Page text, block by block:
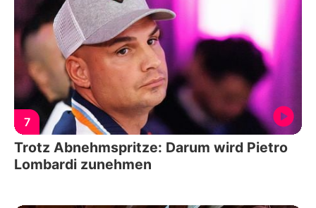
7
Trotz Abnehmspritze: Darum wird Pietro
Lombardi zunehmen